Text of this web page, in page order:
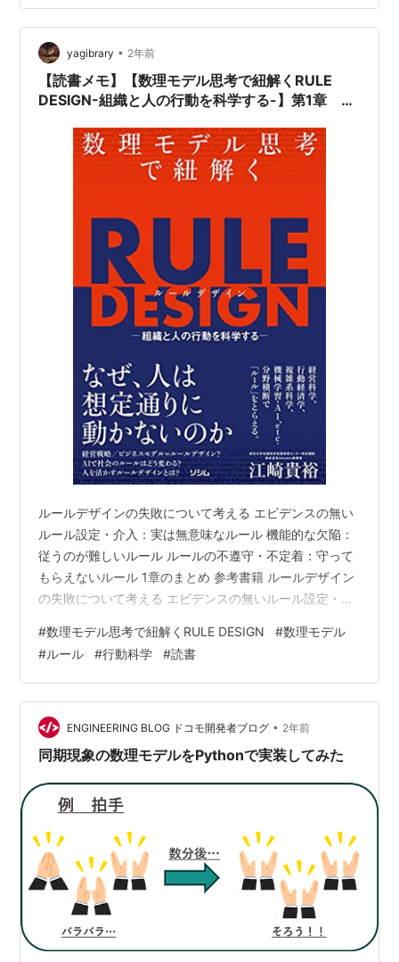
は、説得力に欠けるとすら見なされます。その背後にあ
るのが、数理思考モデルです。 数理思考モデルとは、現
実の複雑な事象を定量化し、抽象化し、構造化すること
で、最適解を導き出すための方法論で…
yagibrary • 2年前
【読書メモ】【数理モデル思考で紐解くRULE
DESIGN-組織と人の行動を科学する-】第1章 ル
ルールデザインの失敗について考える エビデンスの無い
ルール設定・介入：実は無意味なルール 機能的な欠陥：
従うのが難しいルール ルールの不遵守・不定着：守って
もらえないルール 1章のまとめ 参考書籍 ルールデザイン
の失敗について考える エビデンスの無いルール設定・介
ルール ルールの不遵守・不定着：守ってもらえないルー
ル 1章のまとめ 参考書籍 数理モデル思考で紐解くRULE
DESIGN -組織と人の行動を科学する-作者:江崎貴裕ソシ
ムAmazon数理モデル思考で紐解くRULE DESIGN -組織
と人の行動を科学する-【電子書籍】[ 江崎貴裕…
#数理モデル思考で紐解くRULE DESIGN #数理モデル
#ルール #行動科学 #読書
ENGINEERING BLOG ドコモ開発者ブログ • 2年前
同期現象の数理モデルをPythonで実装してみた